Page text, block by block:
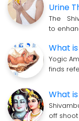
Urine
The
to
What
Yogic
finds
What
off